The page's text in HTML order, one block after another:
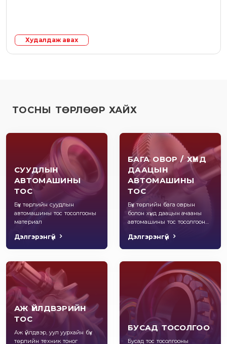
Худалдаж авах
ТОСНЫ ТӨРЛӨӨР ХАЙХ
СУУДЛЫН
АВТОМАШИНЫ
ТОС
Бүх төрлийн суудлын
автомашины тос тосолгооны
материал
Дэлгэрэнгүй
БАГА ОВОР / ХҮНД
ДААЦЫН
АВТОМАШИНЫ
ТОС
Бүх төрлийн бага оврын
болон хүнд даацын ачааны
автомашины тос тосолгооны
Дэлгэрэнгүй
АЖ ҮЙЛДВЭРИЙН
ТОС
Аж үйлдвэр, уул уурхайн бүх
төрлийн техник тоног
БУСАД ТОСОЛГОО
Бусад тос тосолгооны